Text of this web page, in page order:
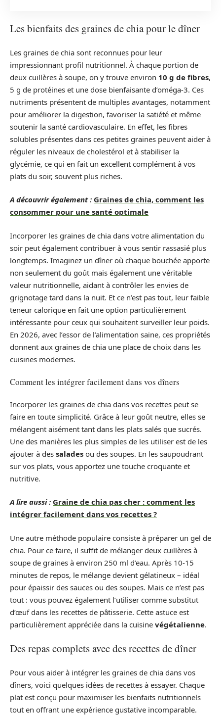
Les bienfaits des graines de chia pour le dîner
Les graines de chia sont reconnues pour leur
impressionnant profil nutritionnel. À chaque portion de
deux cuillères à soupe, on y trouve environ 10 g de fibres,
5 g de protéines et une dose bienfaisante d’oméga-3. Ces
nutriments présentent de multiples avantages, notamment
pour améliorer la digestion, favoriser la satiété et même
soutenir la santé cardiovasculaire. En effet, les fibres
solubles présentes dans ces petites graines peuvent aider à
réguler les niveaux de cholestérol et à stabiliser la
glycémie, ce qui en fait un excellent complément à vos
plats du soir, souvent plus riches.
A découvrir également : Graines de chia, comment les
consommer pour une santé optimale
Incorporer les graines de chia dans votre alimentation du
soir peut également contribuer à vous sentir rassasié plus
longtemps. Imaginez un dîner où chaque bouchée apporte
non seulement du goût mais également une véritable
valeur nutritionnelle, aidant à contrôler les envies de
grignotage tard dans la nuit. Et ce n’est pas tout, leur faible
teneur calorique en fait une option particulièrement
intéressante pour ceux qui souhaitent surveiller leur poids.
En 2026, avec l’essor de l’alimentation saine, ces propriétés
donnent aux graines de chia une place de choix dans les
cuisines modernes.
Comment les intégrer facilement dans vos dîners
Incorporer les graines de chia dans vos recettes peut se
faire en toute simplicité. Grâce à leur goût neutre, elles se
mélangent aisément tant dans les plats salés que sucrés.
Une des manières les plus simples de les utiliser est de les
ajouter à des salades ou des soupes. En les saupoudrant
sur vos plats, vous apportez une touche croquante et
nutritive.
A lire aussi : Graine de chia pas cher : comment les
intégrer facilement dans vos recettes ?
Une autre méthode populaire consiste à préparer un gel de
chia. Pour ce faire, il suffit de mélanger deux cuillères à
soupe de graines à environ 250 ml d’eau. Après 10-15
minutes de repos, le mélange devient gélatineux – idéal
pour épaissir des sauces ou des soupes. Mais ce n’est pas
tout : vous pouvez également l’utiliser comme substitut
d’œuf dans les recettes de pâtisserie. Cette astuce est
particulièrement appréciée dans la cuisine végétalienne.
Des repas complets avec des recettes de dîner
Pour vous aider à intégrer les graines de chia dans vos
dîners, voici quelques idées de recettes à essayer. Chaque
plat est conçu pour maximiser les bienfaits nutritionnels
tout en offrant une expérience gustative incomparable.